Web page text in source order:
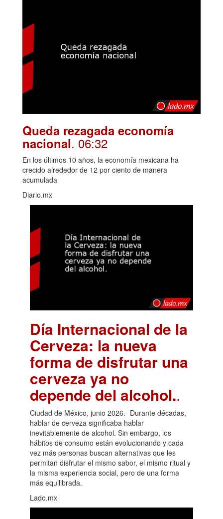
Queda rezagada economía
nacional. 06:32
En los últimos 10 años, la economía mexicana ha
crecido alrededor de 12 por ciento de manera
acumulada
Diario.mx
Día Internacional de la
Cerveza: la nueva
forma de disfrutar una
cerveza ya no
depende del alcohol..
Ciudad de México, junio 2026.- Durante décadas,
hablar de cerveza significaba hablar
inevitablemente de alcohol. Sin embargo, los
hábitos de consumo están evolucionando y cada
vez más personas buscan alternativas que les
permitan disfrutar el mismo sabor, el mismo ritual y
la misma experiencia social, pero de una forma
más equilibrada.
Lado.mx